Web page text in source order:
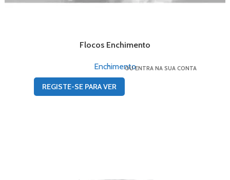
Flocos Enchimento
Enchimento
REGISTE-SE PARA VER
OU ENTRA NA SUA CONTA